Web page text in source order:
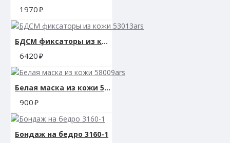
1970
БДСМ фиксаторы из кожи 53013ars
6420
Белая маска из кожи 58009ars
900
Бондаж на бедро 3160-1